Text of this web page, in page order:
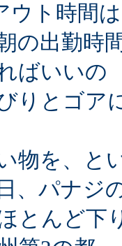
ウト時間は
の出勤時
ばいいの
りとゴア
物を、と
、パナジ
とんど下